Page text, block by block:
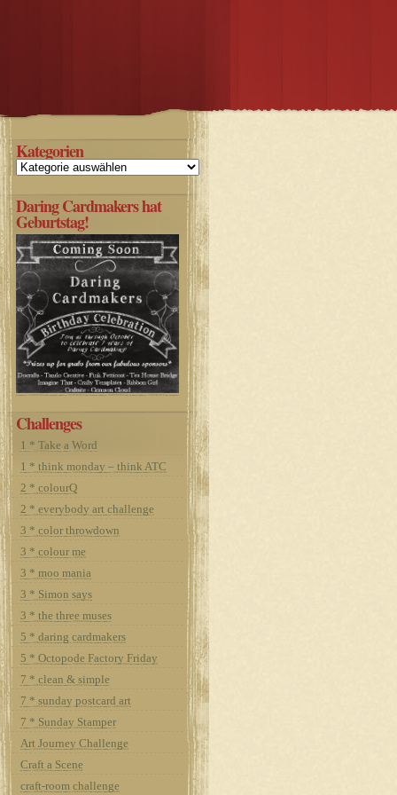
Kategorien
Kategorien
Daring Cardmakers hat
Geburtstag!
Challenges
1 * Take a Word
1 * think monday – think ATC
2 * colourQ
2 * everybody art challenge
3 * color throwdown
3 * colour me
3 * moo mania
3 * Simon says
3 * the three muses
5 * daring cardmakers
5 * Octopode Factory Friday
7 * clean & simple
7 * sunday postcard art
7 * Sunday Stamper
Art Journey Challenge
Craft a Scene
craft-room challenge